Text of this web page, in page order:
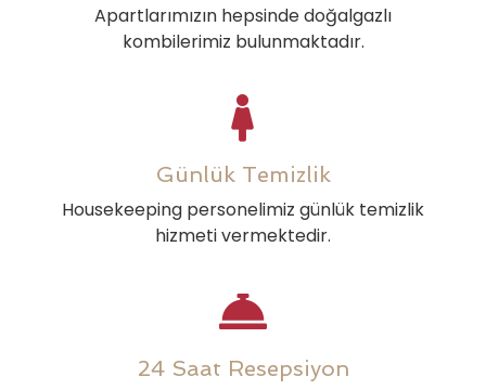
Apartlarımızın hepsinde doğalgazlı
kombilerimiz bulunmaktadır.
Günlük Temizlik
Housekeeping personelimiz günlük temizlik
hizmeti vermektedir.
24 Saat Resepsiyon